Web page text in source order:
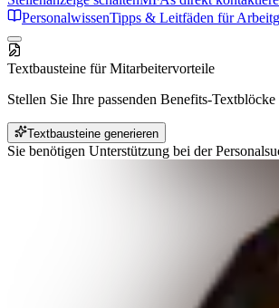
PersonalwissenTipps & Leitfäden für
Textbausteine für Mitarbeitervorteile
Stellen Sie Ihre passenden Benefits-
Textbausteine generieren
Sie benötigen Unterstützung bei der